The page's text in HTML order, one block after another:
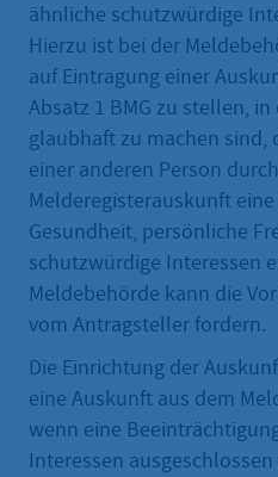
ähnliche schutzwürdige
Hierzu ist bei der
auf Eintragung einer
Absatz 1 BMG zu stellen,
glaubhaft zu machen sind,
einer anderen Person
Melderegisterauskunft
Gesundheit, persönliche
schutzwürdige Interessen
Meldebehörde kann die
vom Antragsteller fordern.
Die Einrichtung der
eine Auskunft aus dem
wenn eine
Interessen